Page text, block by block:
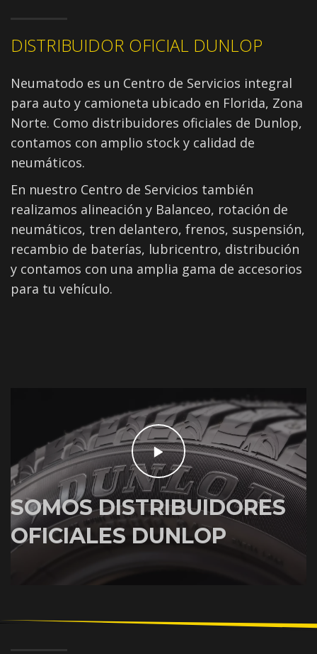
DISTRIBUIDOR OFICIAL DUNLOP
Neumatodo es un Centro de Servicios integral
para auto y camioneta ubicado en Florida, Zona
Norte. Como distribuidores oficiales de Dunlop,
contamos con amplio stock y calidad de
neumáticos.
En nuestro Centro de Servicios también
realizamos alineación y Balanceo, rotación de
neumáticos, tren delantero, frenos, suspensión,
recambio de baterías, lubricentro, distribución
y contamos con una amplia gama de accesorios
para tu vehículo.
SOMOS DISTRIBUIDORES
OFICIALES DUNLOP